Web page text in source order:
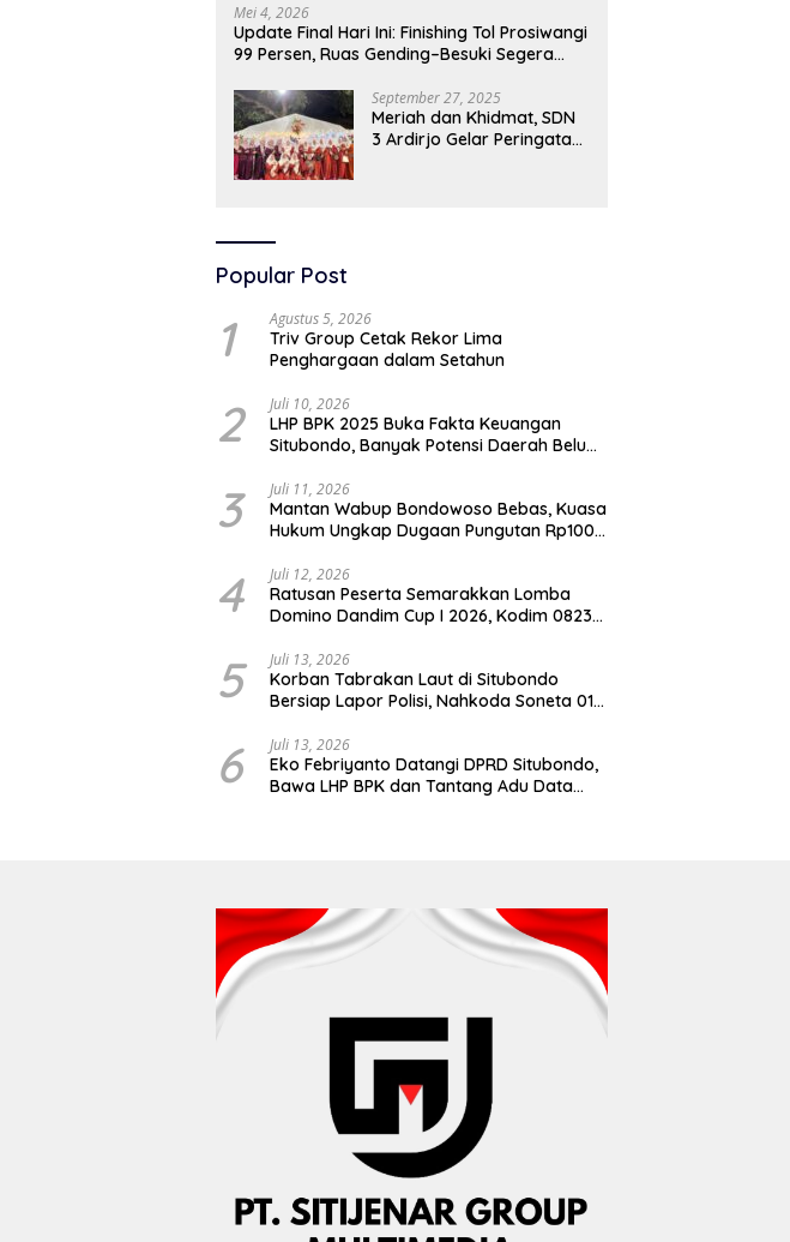
Mei 4, 2026
Update Final Hari Ini: Finishing Tol Prosiwangi
99 Persen, Ruas Gending–Besuki Segera
September 27, 2025
Meriah dan Khidmat, SDN
3 Ardirjo Gelar Peringatan
Popular Post
1 Agustus 5, 2026
Triv Group Cetak Rekor Lima
Penghargaan dalam Setahun
2 Juli 10, 2026
LHP BPK 2025 Buka Fakta Keuangan
Situbondo, Banyak Potensi Daerah Belum
3 Juli 11, 2026
Mantan Wabup Bondowoso Bebas, Kuasa
Hukum Ungkap Dugaan Pungutan Rp100
4 Juli 12, 2026
Ratusan Peserta Semarakkan Lomba
Domino Dandim Cup I 2026, Kodim 0823
Dukung Penguatan Ekonomi Desa
5 Juli 13, 2026
Korban Tabrakan Laut di Situbondo
Bersiap Lapor Polisi, Nahkoda Soneta 01
Rusak
6 Juli 13, 2026
Eko Febriyanto Datangi DPRD Situbondo,
Bawa LHP BPK dan Tantang Adu Data